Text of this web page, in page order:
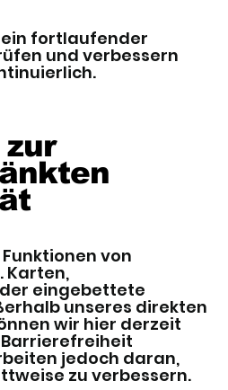
fortlaufender
und verbessern
von
Karten,
eingebettete
unseres direkten
wir hier derzeit
jedoch daran,
zu verbessern.